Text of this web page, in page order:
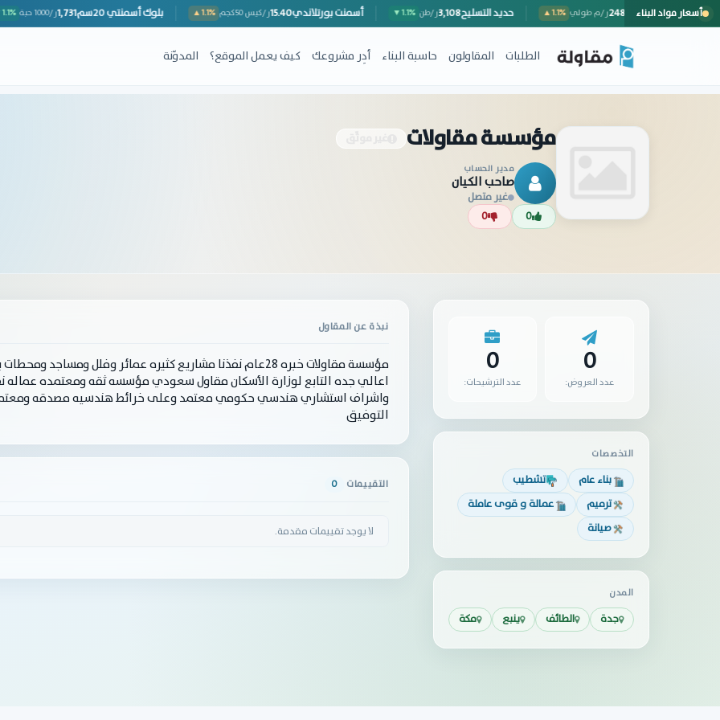
أسعار مواد البناء
سور خارجي (مع المصنعية)248ر/م طولي ▲1.1% حديد التسليح3,108ر/طن ▼1.1% أسمنت بورتلاندي15.40ر/كيس 50كجم ▲1.1% بلوك أسمنتي 20سم 1,731ر/1000 حبة
الطلبات المقاولون حاسبة البناء أدِر مشروعك كيف يعمل الموقع؟ المدوّنة
مؤسسة مقاولات
مدير الحساب
صاحب الكيان
غير متصل
0
0
0
عدد العروض:
0
عدد الترشيحات:
التخصصات
بناء عام
تشطيب
ترميم
عمالة و قوى عاملة
صيانة
المدن
جدة الطائف ينبع مكة
نبذة عن المقاول
مؤسسة مقاولات خبره 28عام نفذنا مشاريع كثيره عمائر وفلل
اعالي جده التابع لوزارة الأسكان مقاول سعودي مؤسسه ثقه ومعتمده
واشراف استشاري هندسي حكومي معتمد وعلى خرائط هندسيه مصدقه
التوفيق
التقييمات 0
لا يوجد تقييمات مقدمة.